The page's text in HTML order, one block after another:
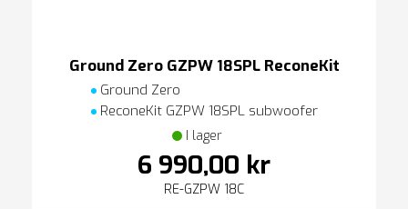
Ground Zero GZPW 18SPL ReconeKit
Ground Zero
ReconeKit GZPW 18SPL subwoofer
I lager
6 990,00 kr
RE-GZPW 18C